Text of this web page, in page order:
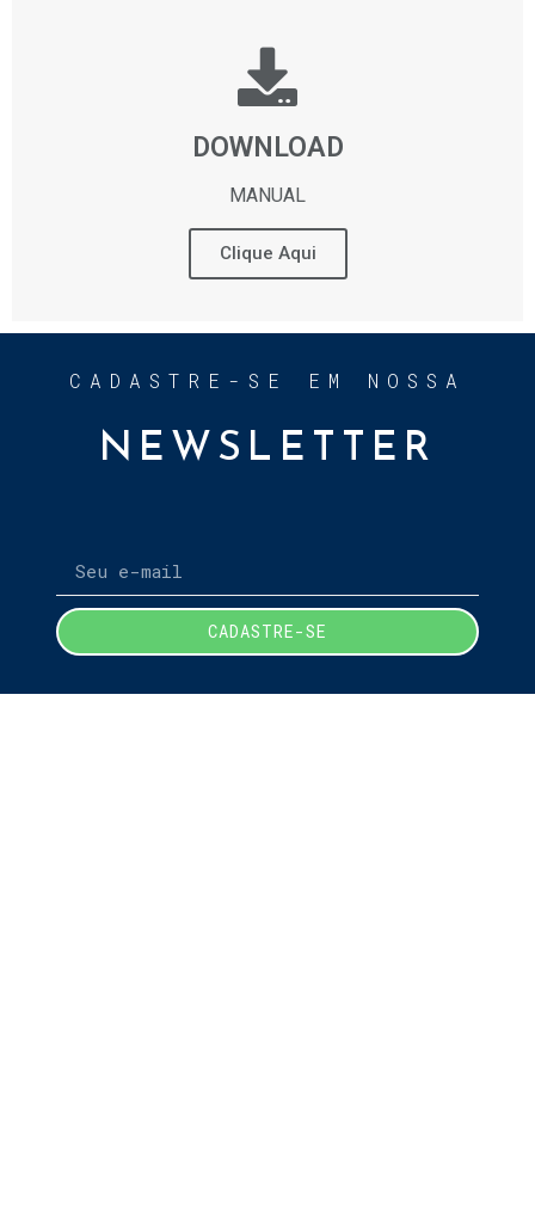
DOWNLOAD
MANUAL
Clique Aqui
CADASTRE-SE EM NOSSA
NEWSLETTER
CADASTRE-SE